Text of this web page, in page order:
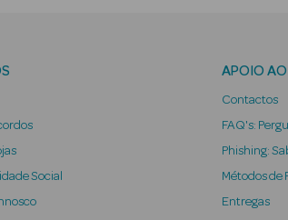
Social
APOIO
Contactos
FAQ's:
Phishing:
Métodos de
Entregas